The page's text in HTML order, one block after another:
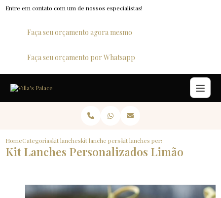
Entre em contato com um de nossos especialistas!
Faça seu orçamento agora mesmo
Faça seu orçamento por Whatsapp
HomeCategoriaskit lancheskit lanche personalizado para empresas
kit lanches personalizados limao
Kit Lanches Personalizados Limão